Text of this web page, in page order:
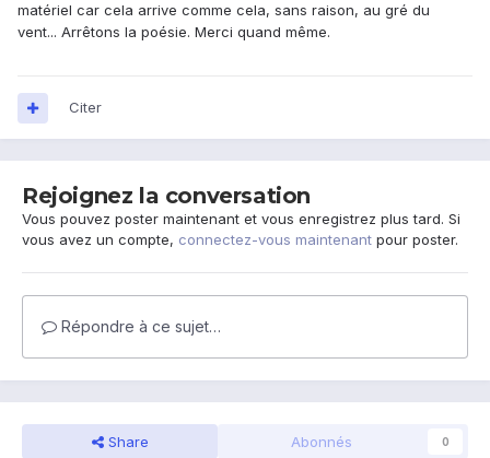
matériel car cela arrive comme cela, sans raison, au gré du
vent... Arrêtons la poésie. Merci quand même.
Citer
Rejoignez la conversation
Vous pouvez poster maintenant et vous enregistrez plus tard. Si
vous avez un compte, connectez-vous maintenant pour poster.
Répondre à ce sujet…
Share Abonnés 0